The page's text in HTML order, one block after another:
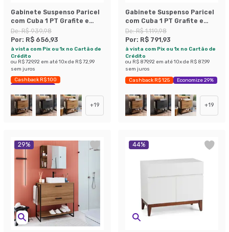
Gabinete Suspenso Paricel
com Cuba 1 PT Grafite e
Branco
De:R$ 939,98
Por: R$ 656,93
à vista com Pix ou 1x no Cartão de
Crédito
ou R$ 729,92 em até10x de R$ 72,99
sem juros
Cashback R$ 100
Economize 30%
+19
Gabinete Suspenso Paricel
com Cuba 1 PT Grafite e
Preto
De:R$ 1.119,98
Por: R$ 791,93
à vista com Pix ou 1x no Cartão de
Crédito
ou R$ 879,92 em até10x de R$ 87,99
sem juros
Cashback R$ 125 Economize 29%
+19
29% 44%